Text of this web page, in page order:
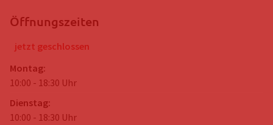
Öffnungszeiten
jetzt geschlossen
Montag:
10:00 - 18:30 Uhr
Dienstag:
10:00 - 18:30 Uhr